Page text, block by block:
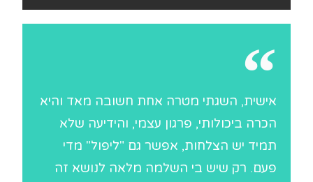
אישית, השגתי מטרה אחת חשובה מאד והיא
הכרה ביכולותי, פרגון עצמי, והידיעה שלא
תמיד יש הצלחות, אפשר גם "ליפול" מדי
פעם. רק שיש בי השלמה מלאה לנושא זה